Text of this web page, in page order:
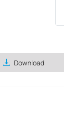
save_alt Download